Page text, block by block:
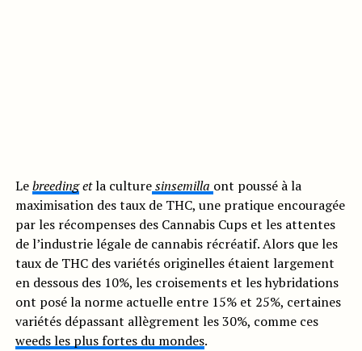
Lebreedingetla culturesinsemilla ont poussé à la
maximisation des taux de THC, une pratique encouragée
par les récompenses des Cannabis Cups et les attentes
de l’industrie légale de cannabis récréatif. Alors que les
taux de THC des variétés originelles étaient largement
en dessous des 10%, les croisements et les hybridations
ont posé la norme actuelle entre 15% et 25%, certaines
variétés dépassant allègrement les 30%, comme ces
weeds les plus fortes du mondes.